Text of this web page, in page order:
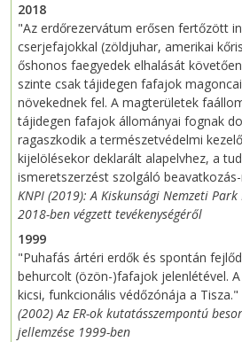
2018
"Az erdőrezervátum erősen fertőzött
cserjefajokkal (zöldjuhar, amerikai
őshonos faegyedek elhalását
szinte csak tájidegen fafajok
növekednek fel. A magterületek
tájidegen fafajok állományai fognak
ragaszkodik a természetvédelmi
kijelölésekor deklarált alapelvhez, a
ismeretszerzést szolgáló
KNPI (2019): A Kiskunsági Nemzeti
2018-ben végzett tevékenységéről
1999
"Puhafás ártéri erdők és spontán
behurcolt (özön-)fafajok jelenlétével.
kicsi, funkcionális védőzónája a Tisza."
(2002) Az ER-ok kutatásszempontú
jellemzése 1999-ben